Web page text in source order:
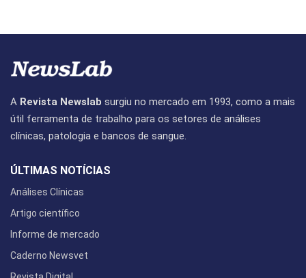
A Revista Newslab surgiu no mercado em 1993, como a mais
útil ferramenta de trabalho para os setores de análises
clínicas, patologia e bancos de sangue.
ÚLTIMAS NOTÍCIAS
Análises Clínicas
Artigo científico
Informe de mercado
Caderno Newsvet